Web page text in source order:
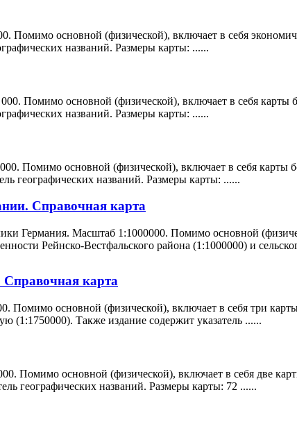
Помимо основной (физической), включает в себя
названий. Размеры карты: ......
Помимо основной (физической), включает в себя
названий. Размеры карты: ......
Помимо основной (физической), включает в себя
географических названий. Размеры карты: ......
Справочная карта
Германия. Масштаб 1:1000000. Помимо основной
Рейнско-Вестфальского района (1:1000000) и
карта
Помимо основной (физической), включает в себя три
(1:1750000). Также издание содержит указатель ......
Помимо основной (физической), включает в себя две
географических названий. Размеры карты: 72 ......